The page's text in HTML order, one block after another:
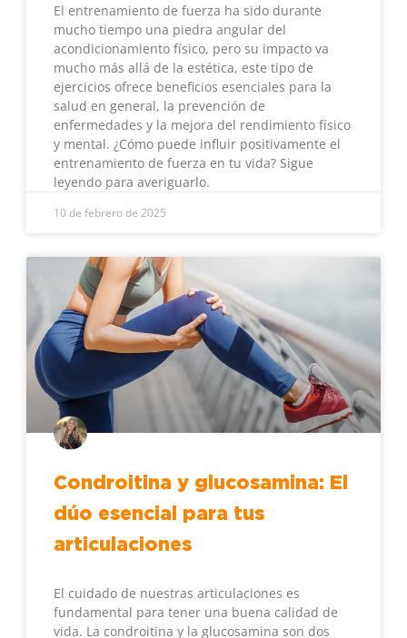
El entrenamiento de fuerza ha sido durante
mucho tiempo una piedra angular del
acondicionamiento físico, pero su impacto va
mucho más allá de la estética, este tipo de
ejercicios ofrece beneficios esenciales para la
salud en general, la prevención de
enfermedades y la mejora del rendimiento físico
y mental. ¿Cómo puede influir positivamente el
entrenamiento de fuerza en tu vida? Sigue
leyendo para averiguarlo.
10 de febrero de 2025
Condroitina y glucosamina: El
dúo esencial para tus
articulaciones
El cuidado de nuestras articulaciones es
fundamental para tener una buena calidad de
vida. La condroitina y la glucosamina son dos